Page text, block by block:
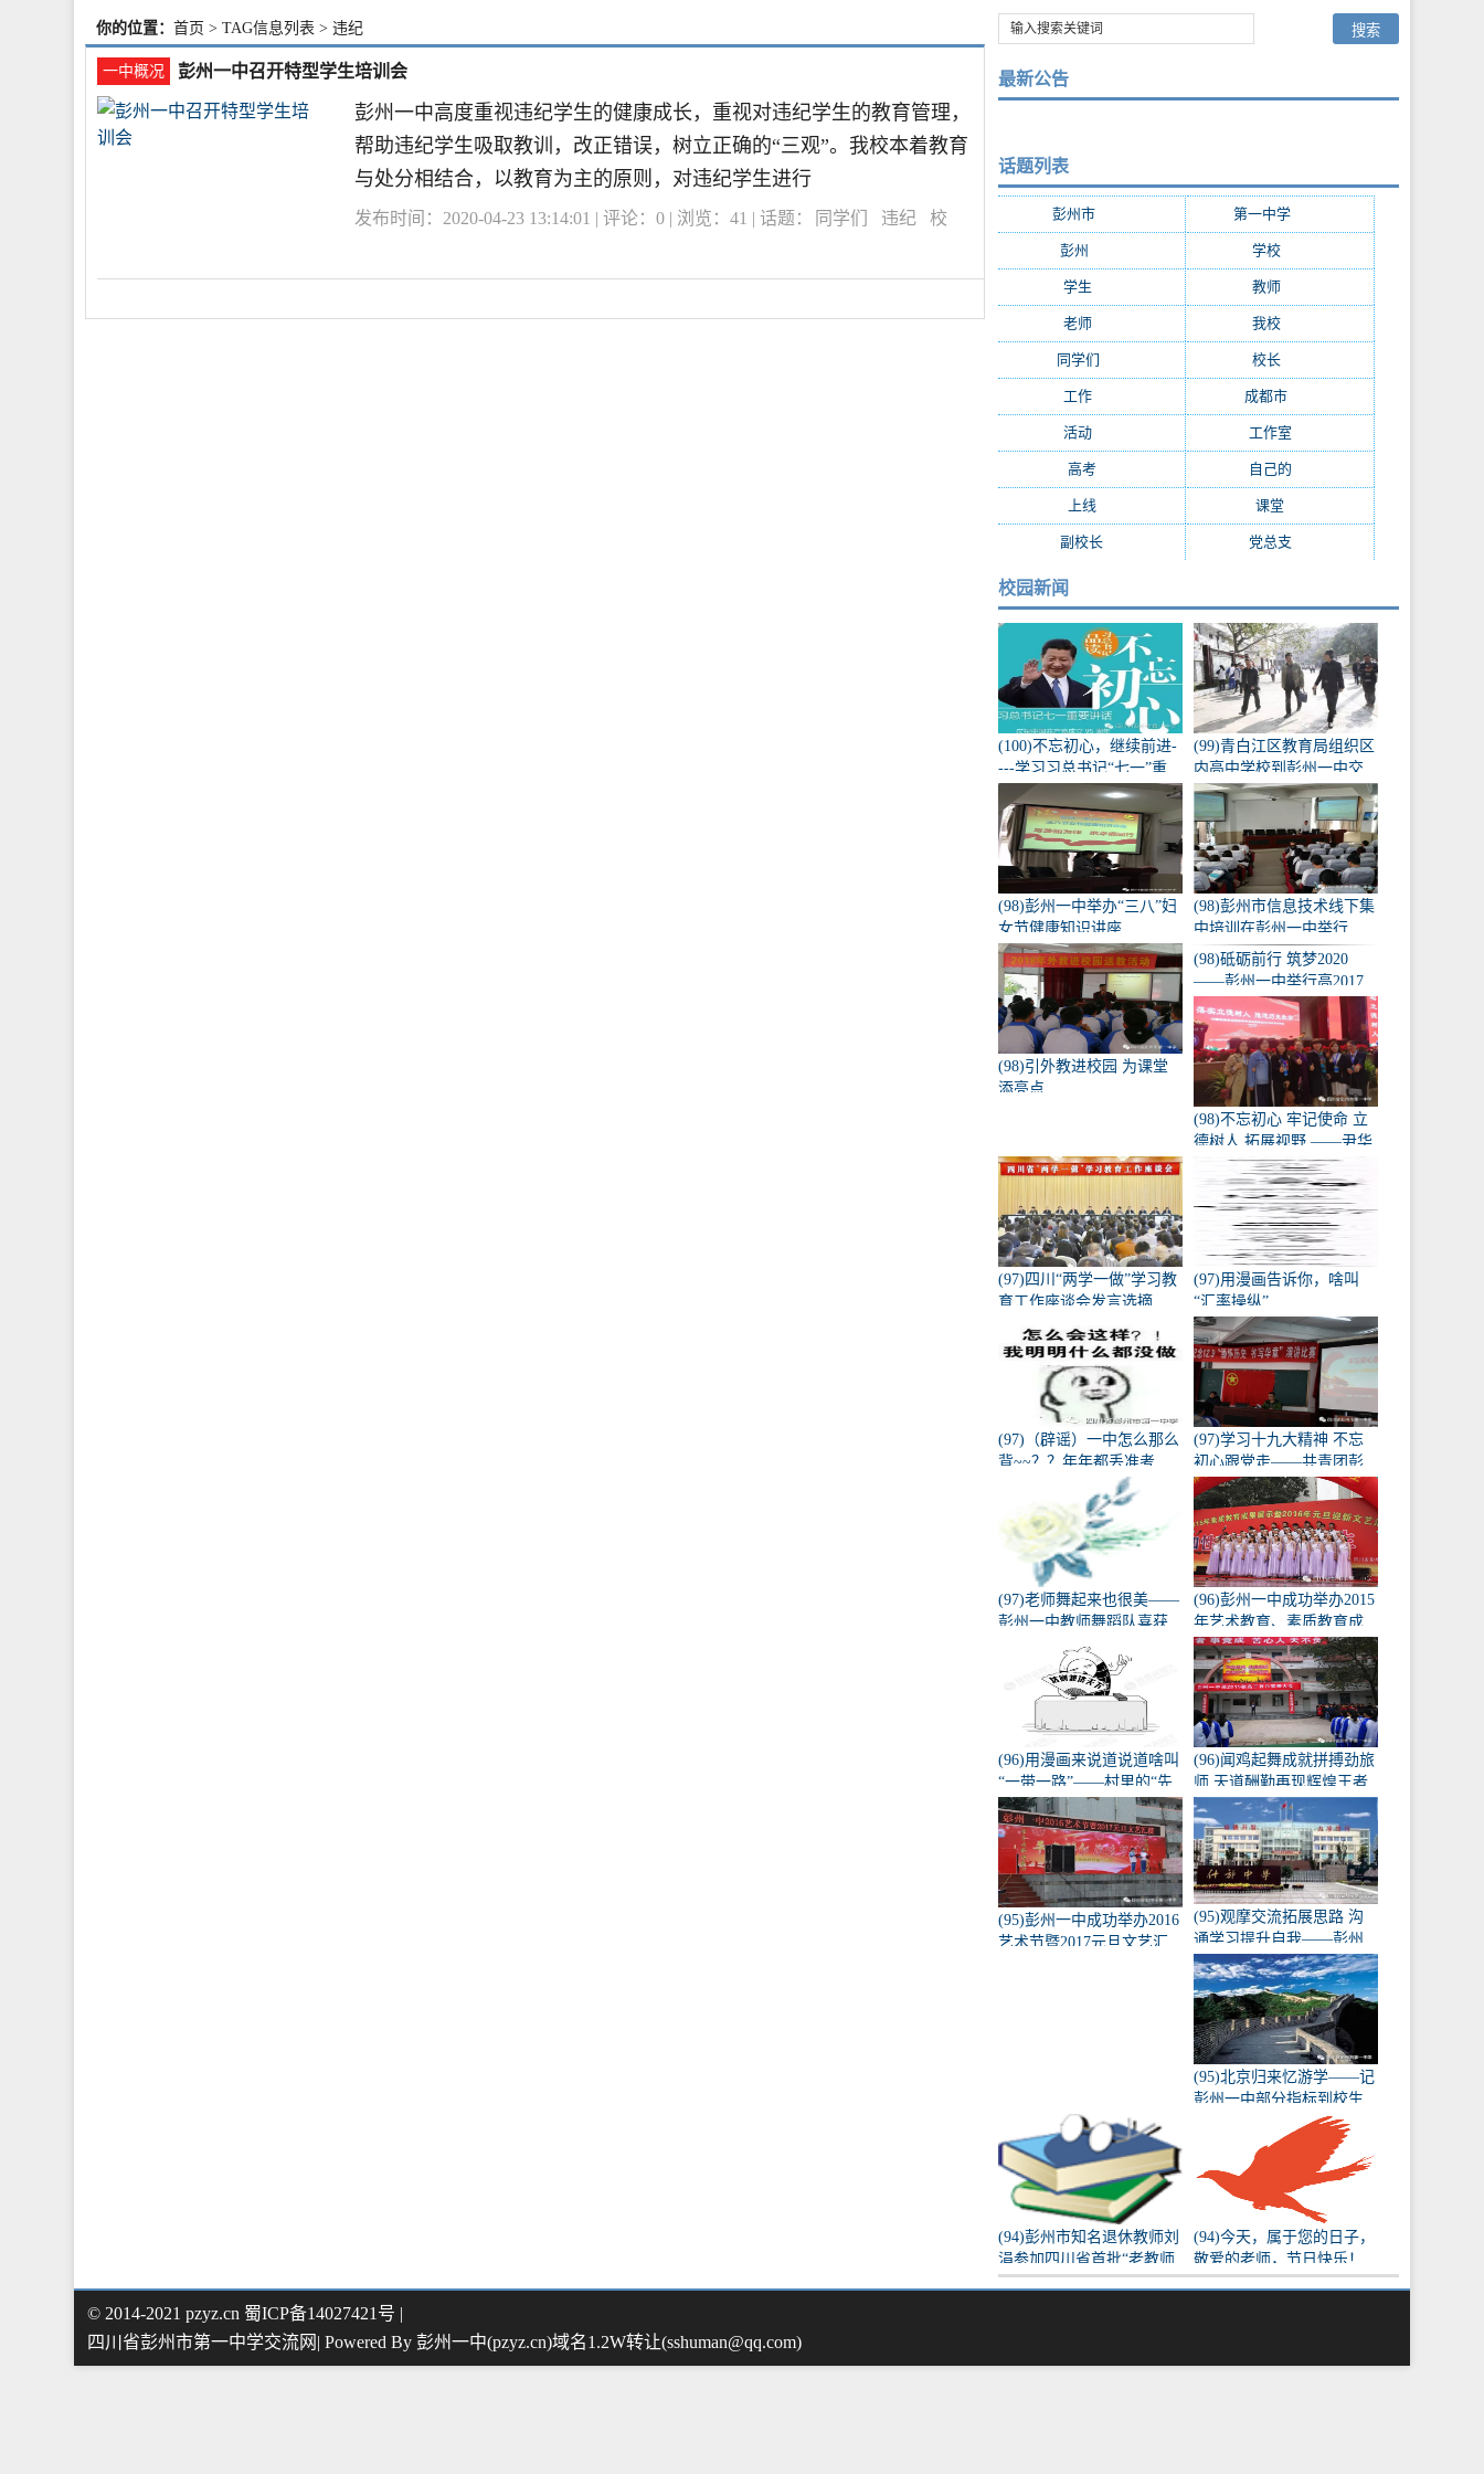
你的位置： 首页 > TAG信息列表 > 违纪
一中概况 彭州一中召开特型学生培训会
彭州一中高度重视违纪学生的健康成长，重视对违纪学生的教育管理，
帮助违纪学生吸取教训，改正错误，树立正确的“三观”。我校本着教育
与处分相结合，以教育为主的原则，对违纪学生进行
发布时间：2020-04-23 13:14:01 | 评论：0 | 浏览：41 | 话题： 同学们 违纪
校
最新公告
话题列表
彭州市 第一中学
彭州 学校(29)
学生 教师(16)
老师 我校(15)
同学们 校长(13)
工作 成都市
活动 工作室
高考(9) 自己的
上线(7) 课堂
副校长 党总支
校园新闻
(100)不忘初心，继续前进-
---学习习总书记“七一”重
要讲话
(99)青白江区教育局组织区
内高中学校到彭州一中交
流学习
(98)彭州一中举办“三八”妇
女节健康知识讲座
(98)彭州市信息技术线下集
中培训在彭州一中举行
(98)引外教进校园 为课堂
添亮点
(98)砥砺前行 筑梦2020
——彭州一中举行高2017
级“走进高三、亮剑零诊”誓
师大会
(98)不忘初心 牢记使命 立
德树人 拓展视野 ——尹华
琴名师工作室部分成员参
加中国教育年会
(97)四川“两学一做”学习教
育工作座谈会发言选摘
(97)用漫画告诉你，啥叫
“汇率操纵”
(97)（辟谣）一中怎么那么
背~~？？年年都丢准考
(97)学习十九大精神 不忘
初心跟党走——共青团彭
州一中委员会学习十九大
精神宣讲会
(97)老师舞起来也很美——
彭州一中教师舞蹈队喜获
成都市2019校园啦啦操、
健美操总决赛校园组--教师
组一等奖
(96)彭州一中成功举办2015
年艺术教育、素质教育成
果展演暨2016元旦迎新活
动
(96)用漫画来说道说道啥叫
“一带一路”——村里的“先
富带动后富”
(96)闻鸡起舞成就拼搏劲旅
师 天道酬勤再现辉煌王者
风——记彭州一中隆重召
开高2015级高三百日誓师
动员大会
(95)彭州一中成功举办2016
艺术节暨2017元旦文艺汇
(95)观摩交流拓展思路 沟
通学习提升自我——彭州
一中组织高一高二教师外
出教研学习
(95)北京归来忆游学——记
彭州一中部分指标到校生
北京游学之旅（二）
(94)彭州市知名退休教师刘
涓参加四川省首批“老教师
老校长下乡”支教活动
(94)今天，属于您的日子，
敬爱的老师，节日快乐！
祝福、厚望、初心、使
© 2014-2021 pzyz.cn 蜀ICP备14027421号 |
四川省彭州市第一中学交流网| Powered By 彭州一中(pzyz.cn)域名1.2W转让(sshuman@qq.com)